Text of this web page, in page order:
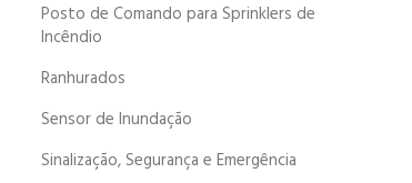
Posto de Comando para Sprinklers de
Incêndio
Ranhurados
Sensor de Inundação
Sinalização, Segurança e Emergência